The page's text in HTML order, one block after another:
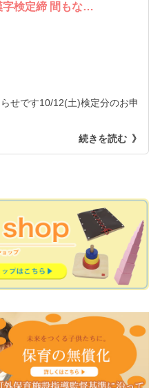
字検定締 間もな…
せです10/12(土)検定分のお申
続きを読む